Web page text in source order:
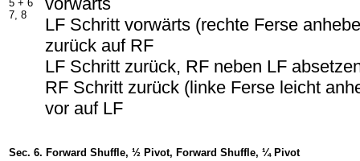
5 + 6
7, 8
LF Schritt vorwärts (rechte Ferse
zurück auf RF
LF Schritt zurück, RF neben LF
RF Schritt zurück (linke Ferse leicht
vor auf LF
Sec. 6. Forward Shuffle, ½ Pivot, Forward Shuffle, ¼ Pivot